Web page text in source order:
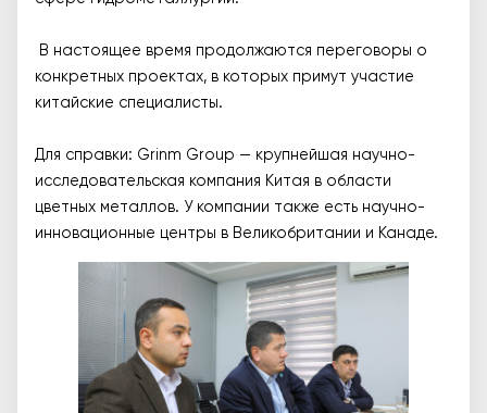
В настоящее время продолжаются переговоры о
конкретных проектах, в которых примут участие
китайские специалисты.
Для справки: Grinm Group — крупнейшая научно-
исследовательская компания Китая в области
цветных металлов. У компании также есть научно-
инновационные центры в Великобритании и Канаде.